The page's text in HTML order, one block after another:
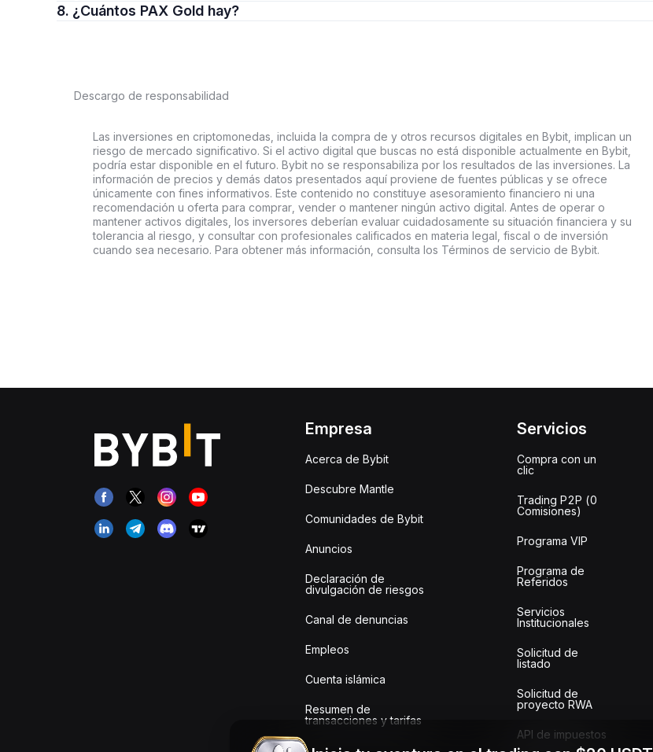
8. ¿Cuántos PAX Gold hay?
Descargo de responsabilidad
Las inversiones en criptomonedas, incluida la compra de y otros recursos digitales en Bybit, implican un
riesgo de mercado significativo. Si el activo digital que buscas no está disponible actualmente en Bybit,
podría estar disponible en el futuro. Bybit no se responsabiliza por los resultados de las inversiones. La
información de precios y demás datos presentados aquí proviene de fuentes públicas y se ofrece
únicamente con fines informativos. Este contenido no constituye asesoramiento financiero ni una
recomendación u oferta para comprar, vender o mantener ningún activo digital. Antes de operar o
mantener activos digitales, los inversores deberían evaluar cuidadosamente su situación financiera y su
tolerancia al riesgo, y consultar con profesionales calificados en materia legal, fiscal o de inversión
cuando sea necesario. Para obtener más información, consulta los Términos de servicio de Bybit.
Empresa
Acerca de Bybit
Descubre Mantle
Comunidades de Bybit
Anuncios
Declaración de
divulgación de riesgos
Canal de denuncias
Empleos
Cuenta islámica
Resumen de
transacciones y tarifas
Servicios
Compra con un
clic
Trading P2P (0
Comisiones)
Programa VIP
Programa de
Referidos
Servicios
Institucionales
Solicitud de
listado
Solicitud de
proyecto RWA
API de impuestos